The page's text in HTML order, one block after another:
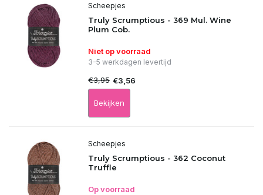
Scheepjes
Truly Scrumptious - 369 Mul. Wine
Plum Cob.
Niet op voorraad
3-5 werkdagen levertijd
€3,95 €3,56
Bekijken
Scheepjes
Truly Scrumptious - 362 Coconut
Truffle
Op voorraad